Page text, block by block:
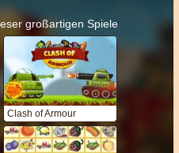
großartigen Spiele
Clash of Armour